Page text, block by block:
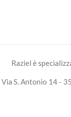
Raziel è
Via S. Antonio 14 -